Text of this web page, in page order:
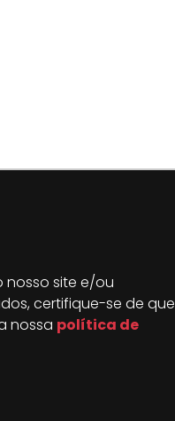
nosso site e/ou
certifique-se de que
nossa política de